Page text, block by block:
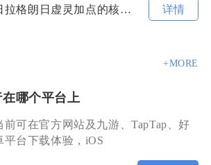
无尽的拉格朗日拉格朗日虚灵加点的核心要点是什么 详情
+MORE
哪个平台上
可在官方网站及九游、TapTap、好
台下载体验，iOS